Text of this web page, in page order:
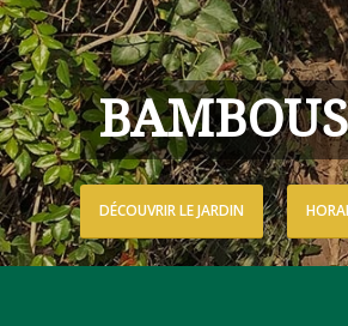
DÉCOUVRIR LE JARDIN